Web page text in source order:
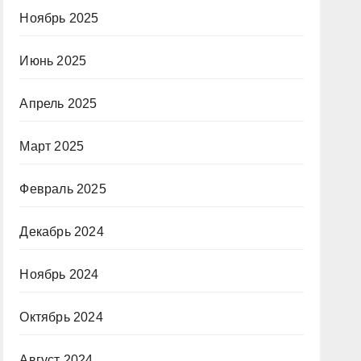
Ноябрь 2025
Июнь 2025
Апрель 2025
Март 2025
Февраль 2025
Декабрь 2024
Ноябрь 2024
Октябрь 2024